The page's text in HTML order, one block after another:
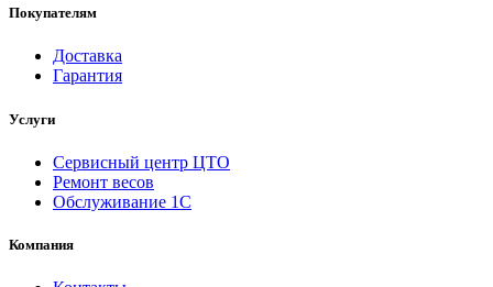
Покупателям
Доставка
Гарантия
Услуги
Сервисный центр ЦТО
Ремонт весов
Обслуживание 1С
Компания